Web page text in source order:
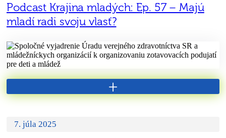
Podcast Krajina mladých: Ep. 57 – Majú
mladí radi svoju vlasť?
+
7. júla 2025